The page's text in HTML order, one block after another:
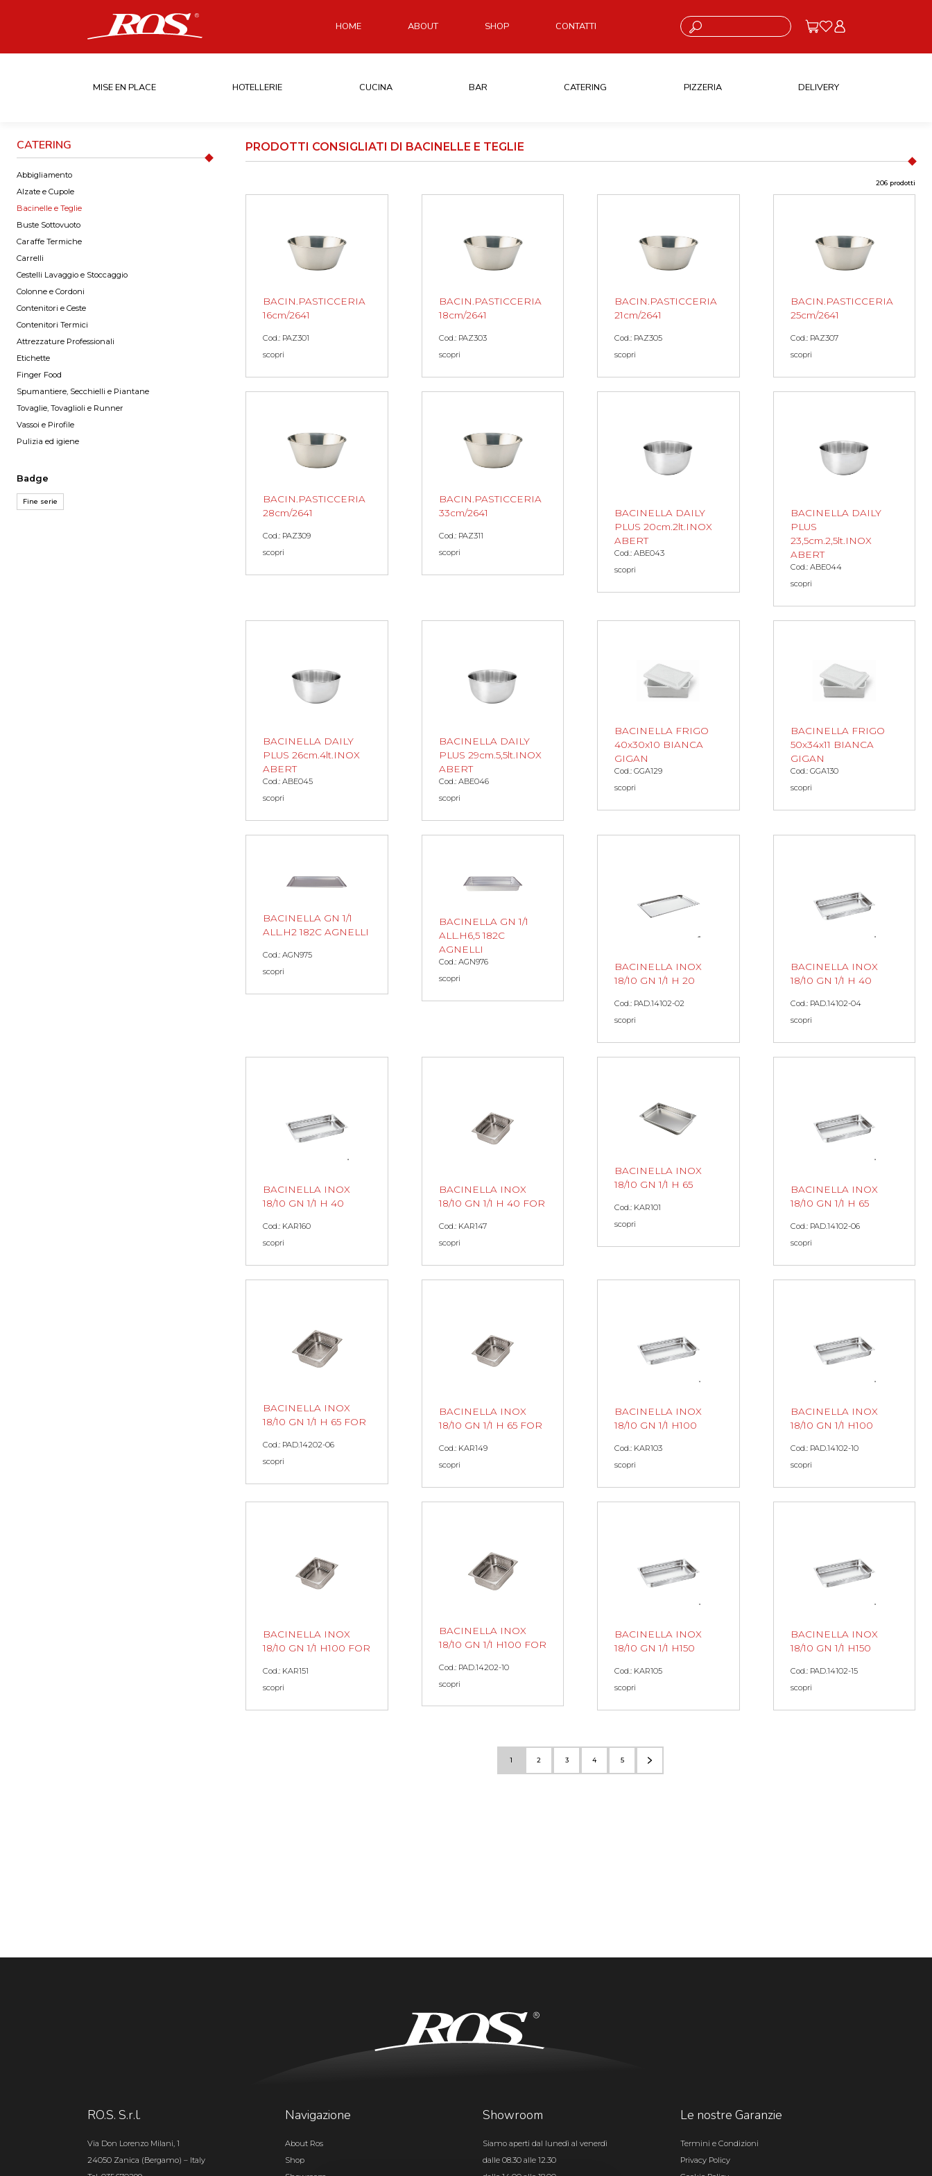
HOME ABOUT SHOP CONTATTI Cosa stai cercando?
MISE EN PLACE HOTELLERIE CUCINA BAR CATERING PIZZERIA DELIVERY
CATERING
Abbigliamento
Alzate e Cupole
Bacinelle e Teglie
Buste Sottovuoto
Caraffe Termiche
Carrelli
Cestelli Lavaggio e Stoccaggio
Colonne e Cordoni
Contenitori e Ceste
Contenitori Termici
Attrezzature Professionali
Etichette
Finger Food
Spumantiere, Secchielli e Piantane
Tovaglie, Tovaglioli e Runner
Vassoi e Pirofile
Pulizia ed igiene
Badge
Fine serie
PRODOTTI CONSIGLIATI DI BACINELLE E TEGLIE
206 prodotti
BACIN.PASTICCERIA
16cm/2641
Cod.: PAZ301
scopri
BACIN.PASTICCERIA
18cm/2641
Cod.: PAZ303
scopri
BACIN.PASTICCERIA
21cm/2641
Cod.: PAZ305
scopri
BACIN.PASTICCERIA
25cm/2641
Cod.: PAZ307
scopri
BACIN.PASTICCERIA
28cm/2641
Cod.: PAZ309
scopri
BACIN.PASTICCERIA
33cm/2641
Cod.: PAZ311
scopri
BACINELLA DAILY
PLUS 20cm.2lt.INOX
ABERT
Cod.: ABE043
scopri
BACINELLA DAILY
PLUS
23,5cm.2,5lt.INOX
ABERT
Cod.: ABE044
scopri
BACINELLA DAILY
PLUS 26cm.4lt.INOX
ABERT
Cod.: ABE045
scopri
BACINELLA DAILY
PLUS 29cm.5,5lt.INOX
ABERT
Cod.: ABE046
scopri
BACINELLA FRIGO
40x30x10 BIANCA
GIGAN
Cod.: GGA129
scopri
BACINELLA FRIGO
50x34x11 BIANCA
GIGAN
Cod.: GGA130
scopri
BACINELLA GN 1/1
ALL.H2 182C AGNELLI
Cod.: AGN975
scopri
BACINELLA GN 1/1
ALL.H6,5 182C
AGNELLI
Cod.: AGN976
scopri
BACINELLA INOX
18/10 GN 1/1 H 20
Cod.: PAD.14102-02
scopri
BACINELLA INOX
18/10 GN 1/1 H 40
Cod.: PAD.14102-04
scopri
BACINELLA INOX
18/10 GN 1/1 H 40
Cod.: KAR160
scopri
BACINELLA INOX
18/10 GN 1/1 H 40 FOR
Cod.: KAR147
scopri
BACINELLA INOX
18/10 GN 1/1 H 65
Cod.: KAR101
scopri
BACINELLA INOX
18/10 GN 1/1 H 65
Cod.: PAD.14102-06
scopri
BACINELLA INOX
18/10 GN 1/1 H 65 FOR
Cod.: PAD.14202-06
scopri
BACINELLA INOX
18/10 GN 1/1 H 65 FOR
Cod.: KAR149
scopri
BACINELLA INOX
18/10 GN 1/1 H100
Cod.: KAR103
scopri
BACINELLA INOX
18/10 GN 1/1 H100
Cod.: PAD.14102-10
scopri
BACINELLA INOX
18/10 GN 1/1 H100 FOR
Cod.: KAR151
scopri
BACINELLA INOX
18/10 GN 1/1 H100 FOR
Cod.: PAD.14202-10
scopri
BACINELLA INOX
18/10 GN 1/1 H150
Cod.: KAR105
scopri
BACINELLA INOX
18/10 GN 1/1 H150
Cod.: PAD.14102-15
scopri
1 2 3 4 5
RO.S. S.r.l.
Via Don Lorenzo Milani, 1
24050 Zanica (Bergamo) – Italy
Navigazione
About Ros
Shop
Showroom
Siamo aperti dal lunedì al venerdì
dalle 08.30 alle 12.30
Le nostre Garanzie
Termini e Condizioni
Privacy Policy